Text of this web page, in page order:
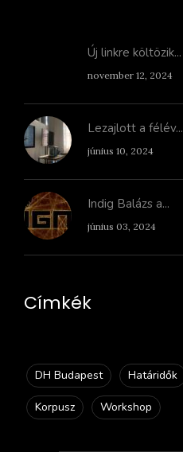
Új linkre költözik...
november 12, 2024
Lezajlott a félév...
június 10, 2024
Indig Balázs a...
június 03, 2024
Címkék
DH Budapest Határidők
Korpusz Workshop